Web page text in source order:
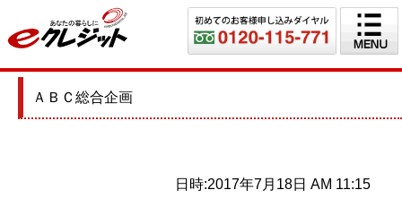
ＡＢＣ総合企画
日時:2017年7月18日 AM 11:15